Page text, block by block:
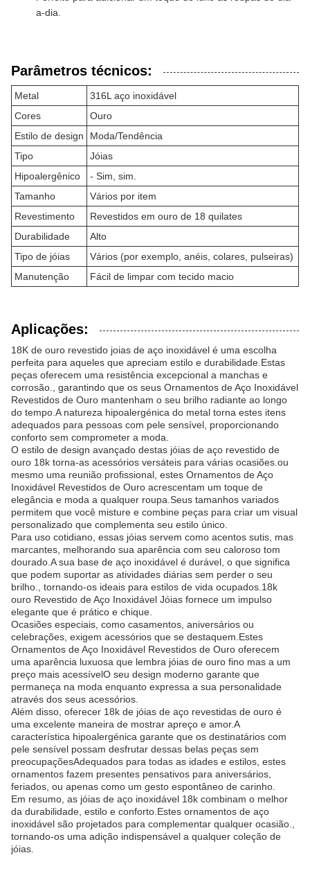
a-dia.
Parâmetros técnicos:
Metal
316L aço inoxidável
Cores
Ouro
Estilo de design
Moda/Tendência
Tipo
Jóias
Hipoalergênico
- Sim, sim.
Tamanho
Vários por item
Revestimento
Revestidos em ouro de 18 quilates
Durabilidade
Alto
Tipo de jóias
Vários (por exemplo, anéis, colares, pulseiras)
Manutenção
Fácil de limpar com tecido macio
Aplicações:
18K de ouro revestido joias de aço inoxidável é uma escolha
perfeita para aqueles que apreciam estilo e durabilidade.Estas
peças oferecem uma resistência excepcional a manchas e
corrosão., garantindo que os seus Ornamentos de Aço Inoxidável
Revestidos de Ouro mantenham o seu brilho radiante ao longo
do tempo.A natureza hipoalergénica do metal torna estes itens
adequados para pessoas com pele sensível, proporcionando
conforto sem comprometer a moda.
O estilo de design avançado destas jóias de aço revestido de
ouro 18k torna-as acessórios versáteis para várias ocasiões.ou
mesmo uma reunião profissional, estes Ornamentos de Aço
Inoxidável Revestidos de Ouro acrescentam um toque de
elegância e moda a qualquer roupa.Seus tamanhos variados
permitem que você misture e combine peças para criar um visual
personalizado que complementa seu estilo único.
Para uso cotidiano, essas jóias servem como acentos sutis, mas
marcantes, melhorando sua aparência com seu caloroso tom
dourado.A sua base de aço inoxidável é durável, o que significa
que podem suportar as atividades diárias sem perder o seu
brilho., tornando-os ideais para estilos de vida ocupados.18k
ouro Revestido de Aço Inoxidável Jóias fornece um impulso
elegante que é prático e chique.
Ocasiões especiais, como casamentos, aniversários ou
celebrações, exigem acessórios que se destaquem.Estes
Ornamentos de Aço Inoxidável Revestidos de Ouro oferecem
uma aparência luxuosa que lembra jóias de ouro fino mas a um
preço mais acessívelO seu design moderno garante que
permaneça na moda enquanto expressa a sua personalidade
através dos seus acessórios.
Além disso, oferecer 18k de jóias de aço revestidas de ouro é
uma excelente maneira de mostrar apreço e amor.A
característica hipoalergénica garante que os destinatários com
pele sensível possam desfrutar dessas belas peças sem
preocupaçõesAdequados para todas as idades e estilos, estes
ornamentos fazem presentes pensativos para aniversários,
feriados, ou apenas como um gesto espontâneo de carinho.
Em resumo, as jóias de aço inoxidável 18k combinam o melhor
da durabilidade, estilo e conforto.Estes ornamentos de aço
inoxidável são projetados para complementar qualquer ocasião.,
tornando-os uma adição indispensável a qualquer coleção de
jóias.